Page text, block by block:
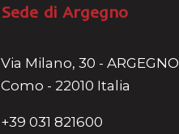
Sede di Argegno
Via Milano, 30 - ARGEGNO
Como - 22010 Italia
+39 031 821600